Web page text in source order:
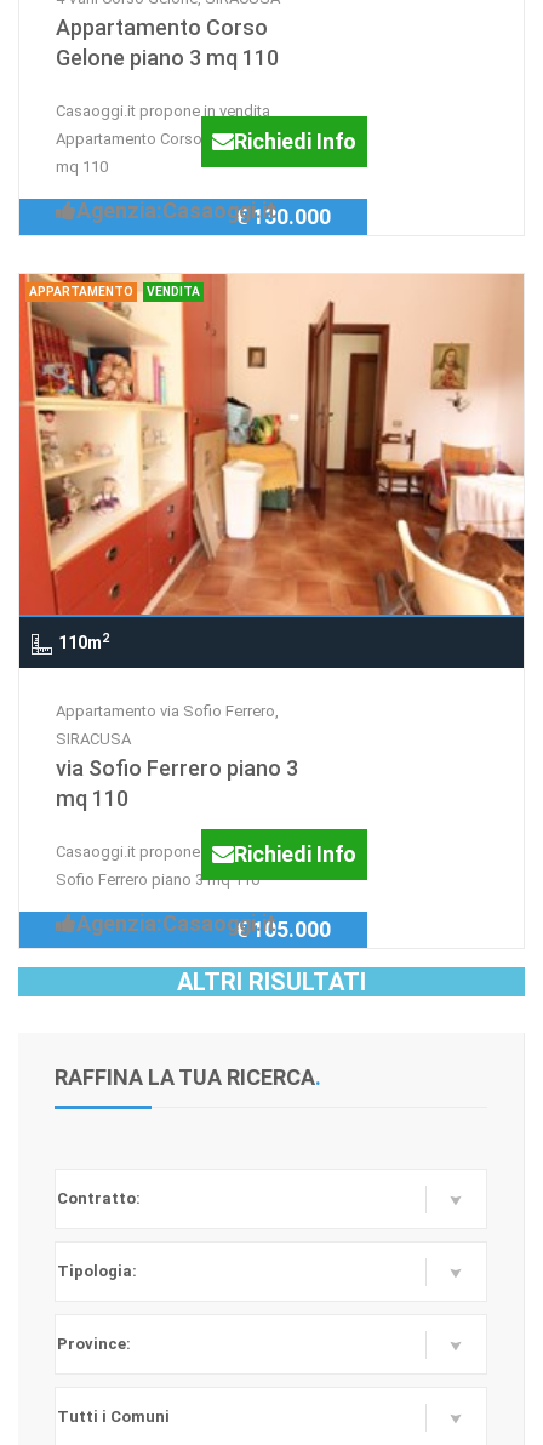
Appartamento Corso
Gelone piano 3 mq 110
Casaoggi.it propone in vendita
Appartamento Corso Gelone piano 3
mq 110
Richiedi Info
Agenzia:Casaoggi.it€ 130.000
APPARTAMENTO VENDITA
110m2
Appartamento via Sofio Ferrero,
SIRACUSA
via Sofio Ferrero piano 3
mq 110
Casaoggi.it propone in vendita via
Sofio Ferrero piano 3 mq 110
Richiedi Info
Agenzia:Casaoggi.it€ 105.000
ALTRI RISULTATI
RAFFINA LA TUA RICERCA.